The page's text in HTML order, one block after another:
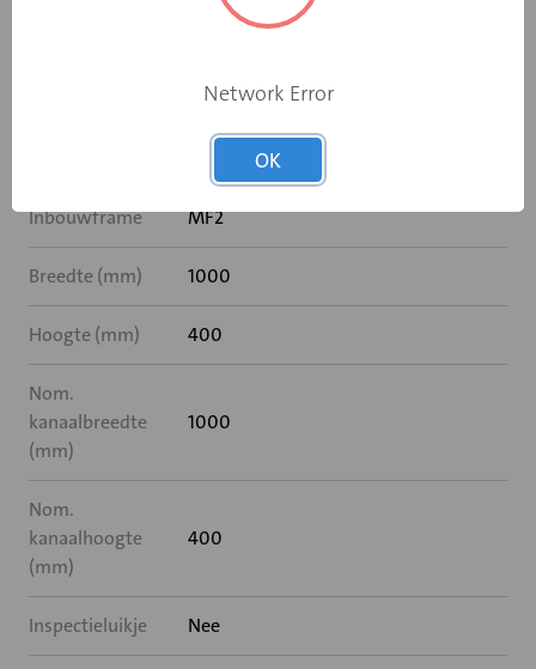
Inbouwframe MF2
Breedte (mm) 1000
Hoogte (mm) 400
Nom.
kanaalbreedte
(mm)
1000
Nom.
kanaalhoogte
(mm)
400
Inspectieluikje Nee
Network Error
OK